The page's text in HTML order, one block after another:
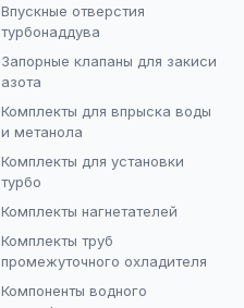
Впускные отверстия
турбонаддува
Запорные клапаны для закиси
азота
Комплекты для впрыска воды
и метанола
Комплекты для установки
турбо
Комплекты нагнетателей
Комплекты труб
промежуточного охладителя
Компоненты водного